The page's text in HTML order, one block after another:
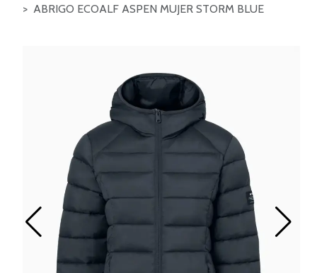
ABRIGO ECOALF ASPEN MUJER STORM BLUE